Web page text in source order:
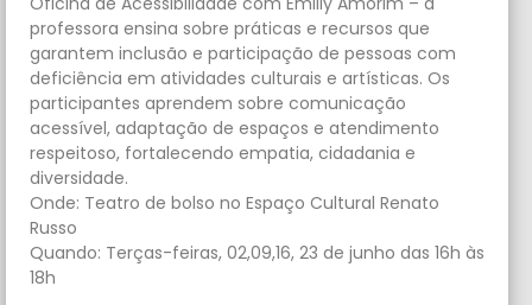
professora ensina sobre práticas e recursos que
garantem inclusão e participação de pessoas com
deficiência em atividades culturais e artísticas. Os
participantes aprendem sobre comunicação
acessível, adaptação de espaços e atendimento
respeitoso, fortalecendo empatia, cidadania e
diversidade.
Onde: Teatro de bolso no Espaço Cultural Renato
Russo
Quando: Terças-feiras, 02,09,16, 23 de junho das 16h às
18h